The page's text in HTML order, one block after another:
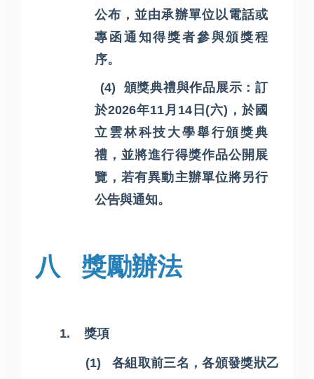
公布，並由承辦單位以電話或
專函通知得獎者參與頒獎程
序。
(4)
頒獎典禮與作品展示：訂
於2026年11月 14日 (六) ，於國
立雲林科技大學舉行頒獎典
禮，並將進行得獎作品公開展
覽，若有異動主辦單位將另行
公告與通知。
八 獎勵辦法
1. 獎項
(1)
各組取前三名，各頒發獎狀乙